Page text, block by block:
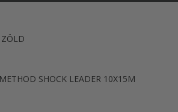
SHOCK LEADER 10X15M